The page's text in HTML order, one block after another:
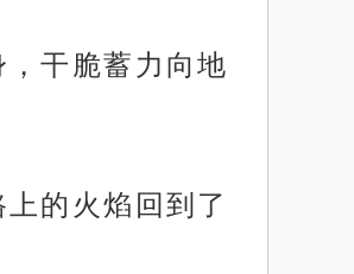
干脆蓄力向地
的火焰回到了